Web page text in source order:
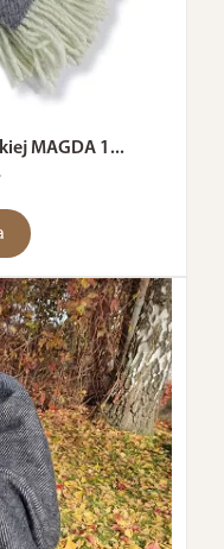
MAGDA 1...